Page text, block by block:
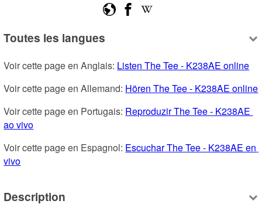
Toutes les langues
Voir cette page en Anglais: Listen The Tee - K238AE online
Voir cette page en Allemand: Hören The Tee - K238AE online
Voir cette page en Portugais: Reproduzir The Tee - K238AE
ao vivo
Voir cette page en Espagnol: Escuchar The Tee - K238AE en
vivo
Description